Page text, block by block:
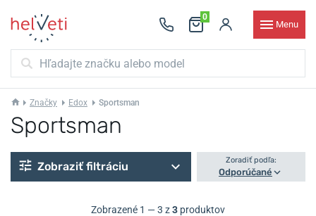
0
Menu
Značky Edox Sportsman
Sportsman
Zobraziť filtráciu Zoradiť podľa:
Odporúčané
Zobrazené 1 — 3 z3 produktov